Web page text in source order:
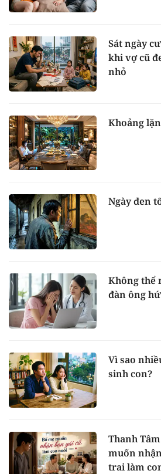
Sát ngày
khi vợ cũ
nhỏ
Khoảng
Ngày đen
Không thể
đàn ông
Vì sao
sinh con?
Thanh
muốn
trai làm